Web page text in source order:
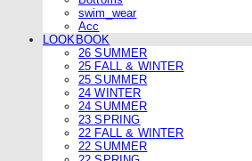
swim_wear
Acc
LOOKBOOK
26 SUMMER
25 FALL & WINTER
25 SUMMER
24 WINTER
24 SUMMER
23 SPRING
22 FALL & WINTER
22 SUMMER